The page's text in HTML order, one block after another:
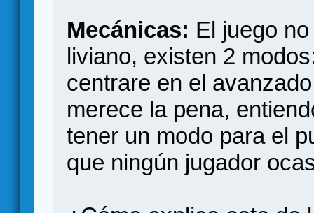
Mecánicas: El juego
liviano, existen 2
centrare en el
merece la pena,
tener un modo para el
que ningún jugador